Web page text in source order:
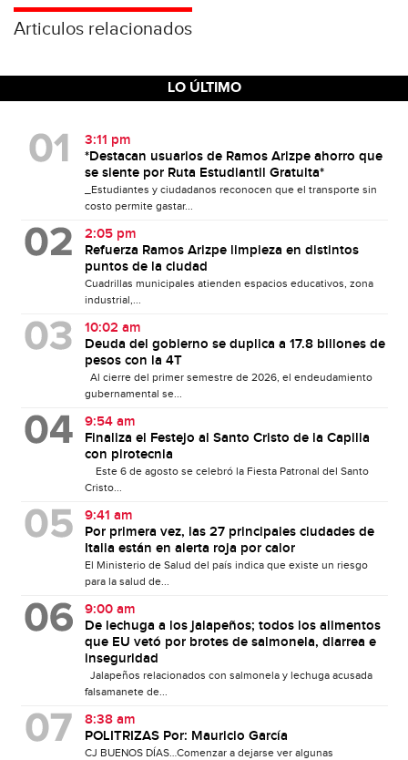
Articulos relacionados
LO ÚLTIMO
3:11 pm
*Destacan usuarios de Ramos Arizpe ahorro que
se siente por Ruta Estudiantil Gratuita*
_Estudiantes y ciudadanos reconocen que el transporte sin
costo permite gastar...
2:05 pm
Refuerza Ramos Arizpe limpieza en distintos
puntos de la ciudad
Cuadrillas municipales atienden espacios educativos, zona
industrial,...
10:02 am
Deuda del gobierno se duplica a 17.8 billones de
pesos con la 4T
Al cierre del primer semestre de 2026, el endeudamiento
gubernamental se...
9:54 am
Finaliza el Festejo al Santo Cristo de la Capilla
con pirotecnia
Este 6 de agosto se celebró la Fiesta Patronal del Santo
Cristo...
9:41 am
Por primera vez, las 27 principales ciudades de
Italia están en alerta roja por calor
El Ministerio de Salud del país indica que existe un riesgo
para la salud de...
9:00 am
De lechuga a los jalapeños; todos los alimentos
que EU vetó por brotes de salmonela, diarrea e
inseguridad
Jalapeños relacionados con salmonela y lechuga acusada
falsamanete de...
8:38 am
POLITRIZAS Por: Mauricio García
CJ BUENOS DÍAS…Comenzar a dejarse ver algunas